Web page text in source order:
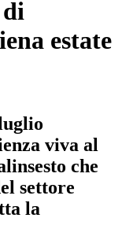
estate
viva al
che
settore
la